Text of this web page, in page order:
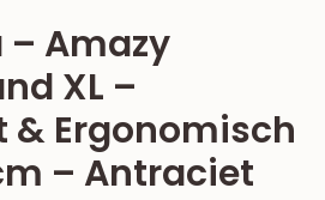
– Amazy
XL –
Ergonomisch
– Antraciet